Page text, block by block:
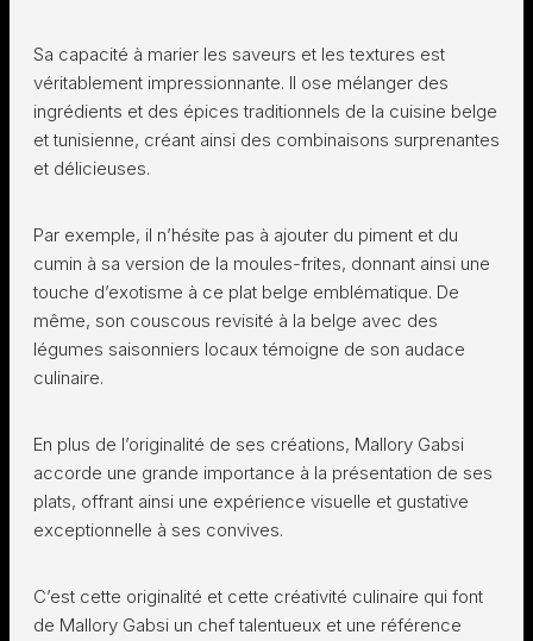
Sa capacité à marier les saveurs et les textures est
véritablement impressionnante. Il ose mélanger des
ingrédients et des épices traditionnels de la cuisine belge
et tunisienne, créant ainsi des combinaisons surprenantes
et délicieuses.
Par exemple, il n’hésite pas à ajouter du piment et du
cumin à sa version de la moules-frites, donnant ainsi une
touche d’exotisme à ce plat belge emblématique. De
même, son couscous revisité à la belge avec des
légumes saisonniers locaux témoigne de son audace
culinaire.
En plus de l’originalité de ses créations, Mallory Gabsi
accorde une grande importance à la présentation de ses
plats, offrant ainsi une expérience visuelle et gustative
exceptionnelle à ses convives.
C’est cette originalité et cette créativité culinaire qui font
de Mallory Gabsi un chef talentueux et une référence